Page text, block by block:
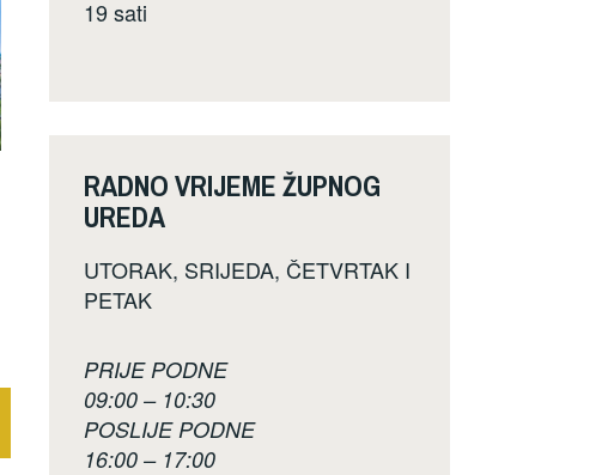
19 sati
RADNO VRIJEME ŽUPNOG
UREDA
UTORAK, SRIJEDA, ČETVRTAK I
PETAK
PRIJE PODNE
09:00 – 10:30
POSLIJE PODNE
16:00 – 17:00